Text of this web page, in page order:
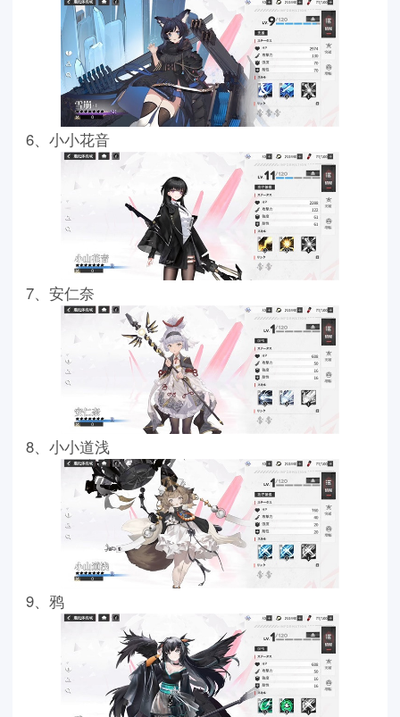
6、小小花音
7、安仁奈
8、小小道浅
9、鸦